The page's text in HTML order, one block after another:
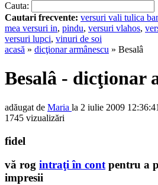
Cauta:
Cautari frecvente: versuri vali tulica
mea versuri in, pindu, versuri vlahos,
versuri lupci, vinuri de soi
acasă » dicţionar armânescu » Besalâ
Besalâ - dicţionar
adăugat de Maria la 2 iulie 2009 12:36:41
1745 vizualizări
fidel
vă rog intraţi în contpentru a
impresii